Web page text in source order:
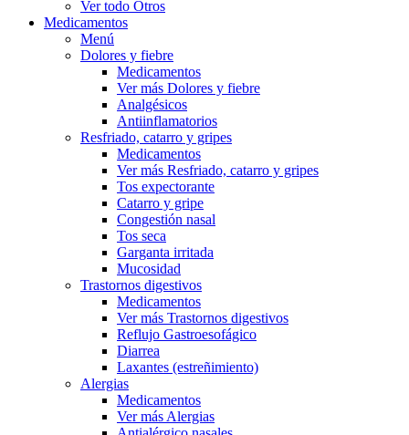
Ver todo Otros
Medicamentos
Menú
Dolores y fiebre
Medicamentos
Ver más Dolores y fiebre
Analgésicos
Antiinflamatorios
Resfriado, catarro y gripes
Medicamentos
Ver más Resfriado, catarro y gripes
Tos expectorante
Catarro y gripe
Congestión nasal
Tos seca
Garganta irritada
Mucosidad
Trastornos digestivos
Medicamentos
Ver más Trastornos digestivos
Reflujo Gastroesofágico
Diarrea
Laxantes (estreñimiento)
Alergias
Medicamentos
Ver más Alergias